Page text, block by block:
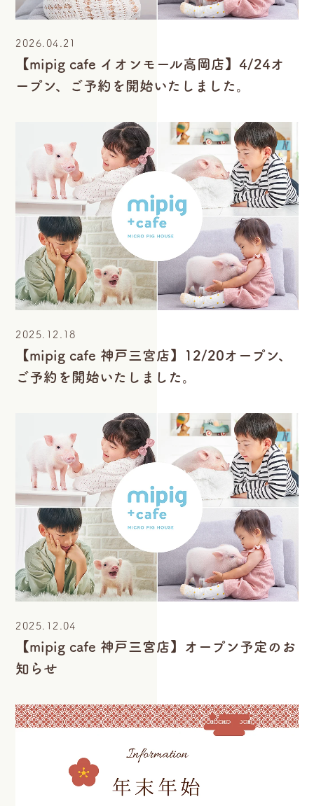
2026.04.21
【mipig cafe イオンモール高岡店】4/24オ
ープン、ご予約を開始いたしました。
2025.12.18
【mipig cafe 神戸三宮店】12/20オープン、
ご予約を開始いたしました。
2025.12.04
【mipig cafe 神戸三宮店】オープン予定のお
知らせ